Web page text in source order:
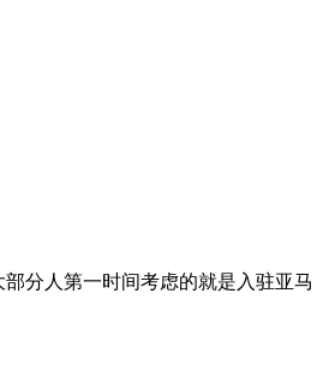
分人第一时间考虑的就是入驻亚马